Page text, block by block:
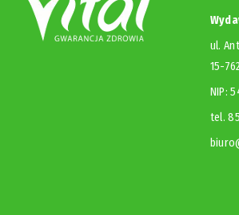
ul.
15-
NIP:
tel.